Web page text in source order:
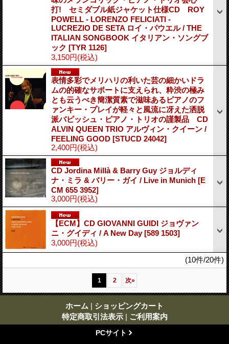
打! セミダブル紙ジャケット仕様CD ROY
POWELL - LORENZO FELICIATI -
LUCREZIO DE SETA ロイ・パウエル / THE
ITALIAN SONGBOOK イタリアン・ソングブ
ック [TYR 1126]
3,150円(税込)
表情多彩でメリハリの利いた芸の細かいドラ
ムの的確なサポートに支えられ、粋渋の極み
とも云うべき簡潔質素で滋味あるピアノのフ
ァンキー・プレイが軽々と風流に冴えた洒脱
派バピッシュ・ピアノ・トリオの謹製品 CD
ALVIN QUEEN TRIO アルヴィン・クイーン /
FEELING GOOD [STUCD 24042]
2,400円(税込)
CD Jordina Millà & Barry Guy ジョルディ
ナ・ミラ & バリー・ガイ / Live in Munich [E
CM 655 3952]
3,000円(税込)
【ECM】CD GIOVANNI GUIDI ジョヴァン
ニ・グイディ / A New Day[589 1503]
3,000円(税込)
(10件/20件)
1 2 次»
ホーム | ショッピングカート
特定商取引法表示 | ご利用案内
PCサイト